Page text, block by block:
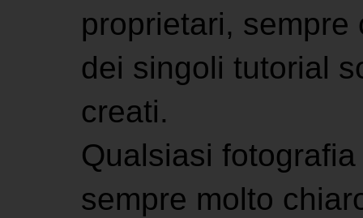
proprietari,
dei singoli tutorial
creati.
Qualsiasi
sempre molto